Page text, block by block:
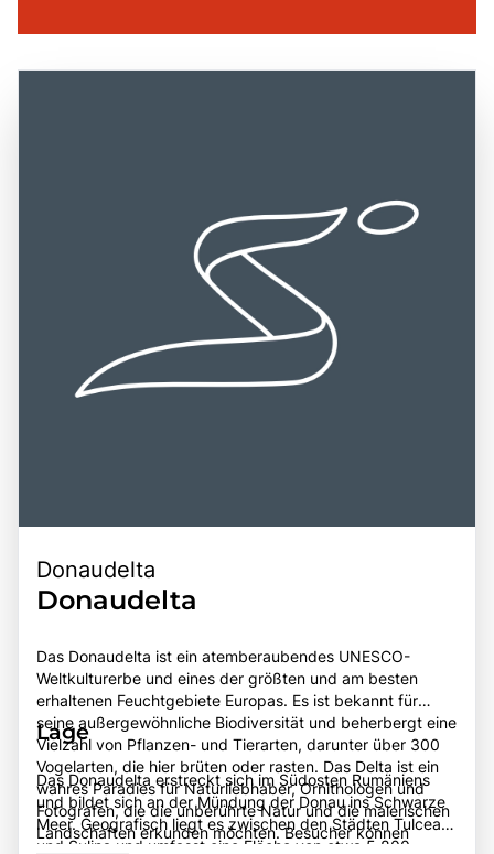
Donaudelta
Donaudelta
Das Donaudelta ist ein atemberaubendes UNESCO-
Weltkulturerbe und eines der größten und am besten
erhaltenen Feuchtgebiete Europas. Es ist bekannt für
seine außergewöhnliche Biodiversität und beherbergt eine
Vielzahl von Pflanzen- und Tierarten, darunter über 300
Vogelarten, die hier brüten oder rasten. Das Delta ist ein
wahres Paradies für Naturliebhaber, Ornithologen und
Fotografen, die die unberührte Natur und die malerischen
Landschaften erkunden möchten. Besucher können
Lage
Das Donaudelta erstreckt sich im Südosten Rumäniens
und bildet sich an der Mündung der Donau ins Schwarze
Meer. Geografisch liegt es zwischen den Städten Tulcea
und Sulina und umfasst eine Fläche von etwa 5.800